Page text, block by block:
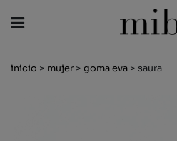
inicio > mujer > goma eva > saura